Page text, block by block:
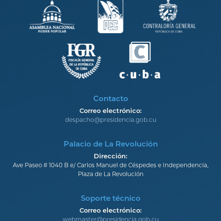
Contacto
Correo electrónico:
despacho@presidencia.gob.cu
Palacio de La Revolución
Dirección:
Ave Paseo # 1040 B e/ Carlos Manuel de Céspedes e Independencia,
Plaza de La Revolución
Soporte técnico
Correo electrónico:
webmaster@presidencia.gob.cu